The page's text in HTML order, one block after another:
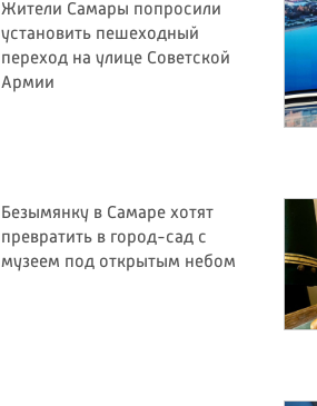
Жители Самары попросили
установить пешеходный
переход на улице Советской
Армии
Безымянку в Самаре хотят
превратить в город-сад с
музеем под открытым небом